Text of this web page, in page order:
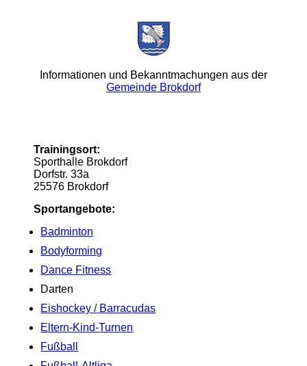
Informationen und Bekanntmachungen aus der
Gemeinde Brokdorf
Trainingsort:
Sporthalle Brokdorf
Dorfstr. 33a
25576 Brokdorf
Sportangebote:
Badminton
Bodyforming
Dance Fitness
Darten
Eishockey / Barracudas
Eltern-Kind-Turnen
Fußball